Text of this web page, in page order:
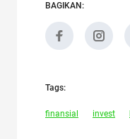
BAGIKAN:
Tags:
finansial invest